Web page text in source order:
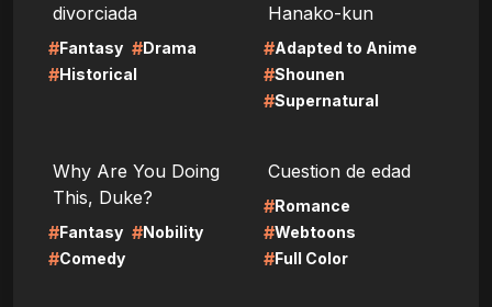
divorciada
#Fantasy #Drama
#Historical
Hanako-kun
#Adapted to Anime
#Shounen
#Supernatural
Why Are You Doing
This, Duke?
#Fantasy #Nobility
#Comedy
Cuestion de edad
#Romance
#Webtoons
#Full Color